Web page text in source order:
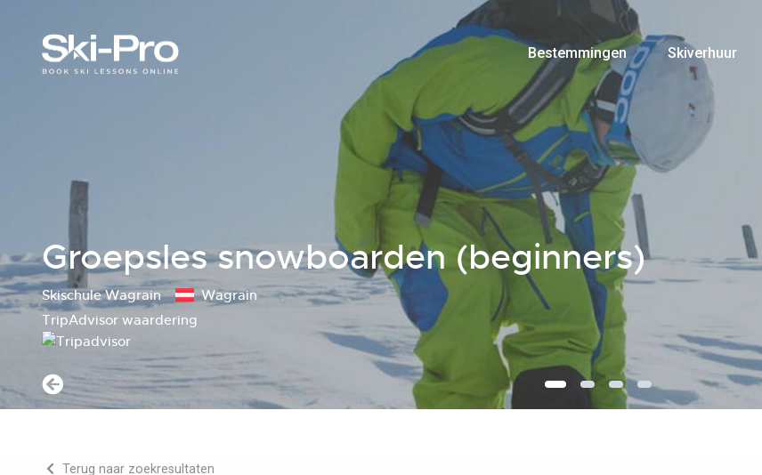
Bestemmingen Skiverhuur
Groepsles snowboarden (beginners)
Skischule Wagrain
Wagrain
TripAdvisor waardering
Terug naar zoekresultaten